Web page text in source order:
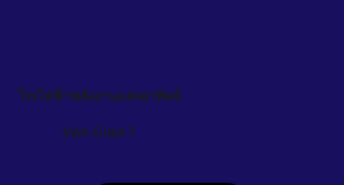
โรงไฟฟ้าพลังงานแสงอาทิตย์
Van Giao 1